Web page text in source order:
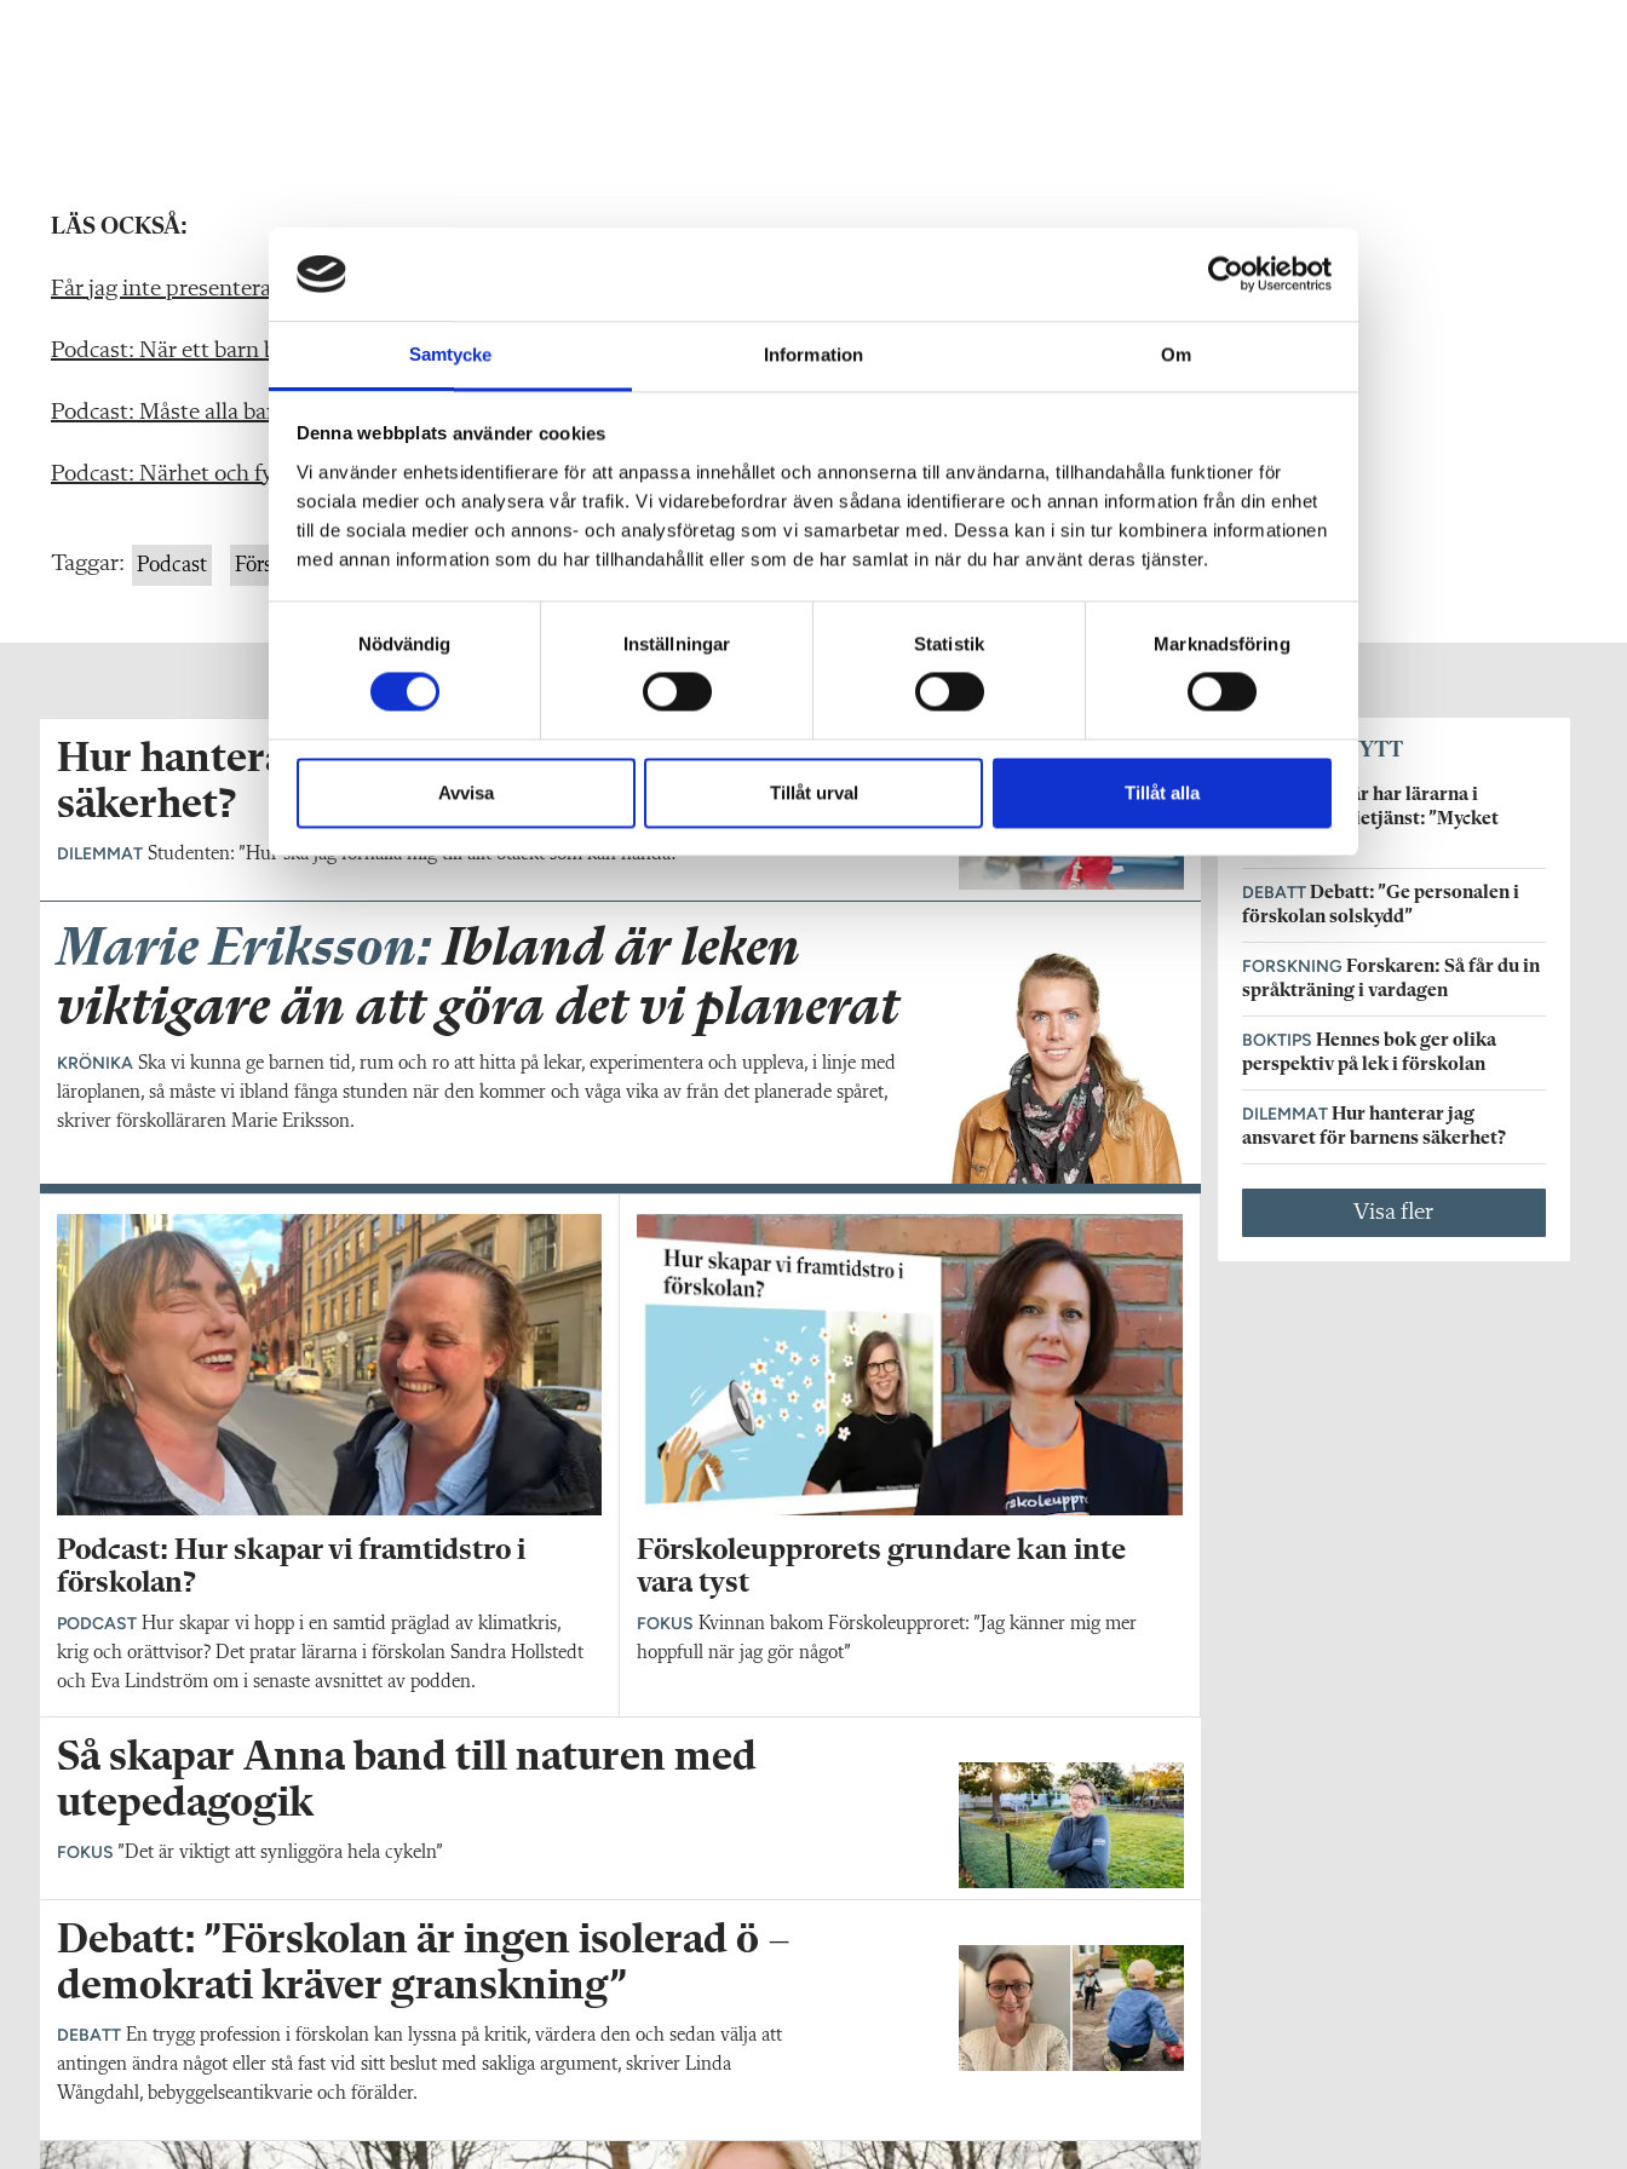
Samtycke Information Om
Denna webbplats använder cookies
Vi använder enhetsidentifierare för att anpassa innehållet och annonserna till användarna, tillhandahålla funktioner för
sociala medier och analysera vår trafik. Vi vidarebefordrar även sådana identifierare och annan information från din enhet
till de sociala medier och annons- och analysföretag som vi samarbetar med. Dessa kan i sin tur kombinera informationen
med annan information som du har tillhandahållit eller som de har samlat in när du har använt deras tjänster.
c
s
a
l
Nödvändig Inställningar Statistik Marknadsföring
Avvisa Tillåt urval Tillåt alla
LÄS OCKSÅ:
Får jag inte presentera mig som förskollärare längre?
Podcast: När ett barn behöver särskilt stöd
Podcast: Måste alla barn gå i förskolan?
Podcast: Närhet och fysisk kontakt – känslig fråga i förskolan?
Taggar: Podcast Förskolan
Hur hanterar jag ansvaret för barnens
säkerhet?
DILEMMAT Studenten: ”Hur ska jag förhålla mig till allt otäckt som kan hända?”
Marie Eriksson:Ibland är leken
viktigare än att göra det vi planerat
KRÖNIKA Ska vi kunna ge barnen tid, rum och ro att hitta på lekar, experimentera och uppleva, i linje med
läroplanen, så måste vi ibland fånga stunden när den kommer och våga vika av från det planerade spåret,
skriver förskolläraren Marie Eriksson.
Podcast: Hur skapar vi framtidstro i
förskolan?
PODCAST Hur skapar vi hopp i en samtid präglad av klimatkris,
krig och orättvisor? Det pratar lärarna i förskolan Sandra Hollstedt
och Eva Lindström om i senaste avsnittet av podden.
Förskoleupprorets grundare kan inte
vara tyst
FOKUS Kvinnan bakom Förskoleupproret: ”Jag känner mig mer
hoppfull när jag gör något”
Så skapar Anna band till naturen med
utepedagogik
FOKUS ”Det är viktigt att synliggöra hela cykeln”
Debatt: ”Förskolan är ingen isolerad ö –
demokrati kräver granskning”
DEBATT En trygg profession i förskolan kan lyssna på kritik, värdera den och sedan välja att
antingen ändra något eller stå fast vid sitt beslut med sakliga argument, skriver Linda
Wångdahl, bebyggelseantikvarie och förälder.
SENASTE NYTT
Här har lärarna i
förskolan ferietjänst: ”Mycket
DEBATT Debatt: ”Ge personalen i
förskolan solskydd”
FORSKNING Forskaren: Så får du in
språkträning i vardagen
BOKTIPS Hennes bok ger olika
perspektiv på lek i förskolan
DILEMMAT Hur hanterar jag
ansvaret för barnens säkerhet?
Visa fler